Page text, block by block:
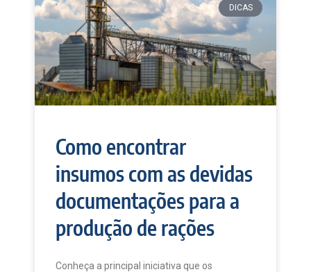
DICAS
Como encontrar
insumos com as devidas
documentações para a
produção de rações
Conheça a principal iniciativa que os